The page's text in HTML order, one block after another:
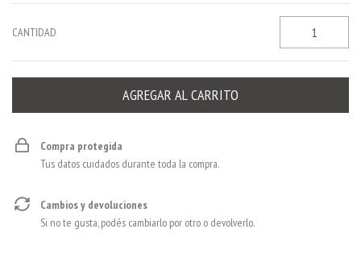
CANTIDAD
Compra protegida
Tus datos cuidados durante toda la compra.
Cambios y devoluciones
Si no te gusta, podés cambiarlo por otro o devolverlo.